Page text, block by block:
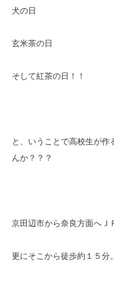
犬の日
玄米茶の日
そして紅茶の日！！
と、いうことで高校生が
んか？？？
京田辺市から奈良方面へＪ
更にそこから徒歩約１５分